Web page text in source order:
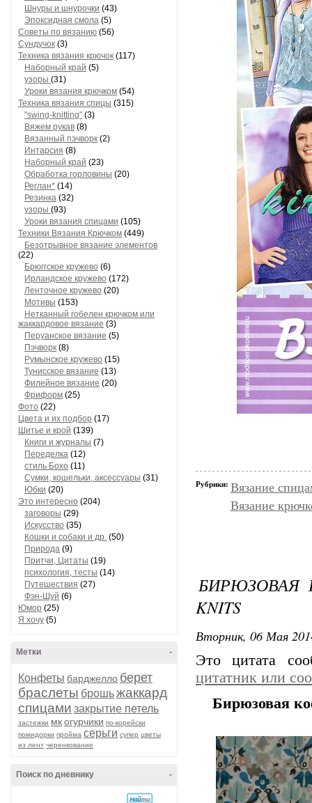
Шнуры и шнурочки (43)
Эпоксидная смола (5)
Советы по вязанию (56)
Сундучок (3)
Техника вязания крючок (117)
Наборный край (5)
узоры (31)
Уроки вязания крючком (54)
Техника вязания спицы (315)
"swing-knitting" (3)
Вяжем рукав (8)
Вязанный пэчворк (2)
Интарсия (8)
Наборный край (23)
Обработка горловины (20)
Реглан* (14)
Резинка (32)
узоры (93)
Уроки вязания спицами (105)
Техники Вязания Крючком (449)
Безотрывное вязание элементов
(22)
Брюггское кружево (6)
Ирландское кружево (172)
Ленточное кружево (20)
Мотивы (153)
Нетканный гобелен крючком или
жаккардовое вязание (3)
Перуанское вязание (5)
Пэчворк (8)
Румынское кружево (15)
Тунисское вязание (13)
Филейное вязание (20)
Фриформ (25)
Фото (22)
Цвета и их подбор (17)
Шитье и крой (139)
Книги и журналы (7)
Переделка (12)
стиль Бохо (11)
Сумки, кошельки, аксессуары (31)
Юбки (20)
Это интересно (204)
заговоры (29)
Искусство (35)
Кошки и собаки и др. (50)
Природа (9)
Притчи, Цитаты (19)
психология, тесты (14)
Путешествия (27)
Фэн-Шуй (6)
Юмор (25)
Я хочу (5)
-
Метки
Конфеты барджелло берет
браслеты брошьжаккард
спицами закрытие петель
застежки мкогурчики по-корейски
помидорки пройма серьги супер цветы
из лент черенкование
-
Поиск по дневнику
Рубрики: Вязание
Вязание
БИРЮЗОВАЯ
KNITS
Вторник, 06 Мая
Это цитата
цитатник или
Бирюзовая